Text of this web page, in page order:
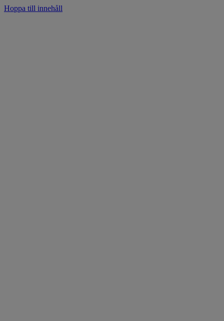
Hoppa till innehåll